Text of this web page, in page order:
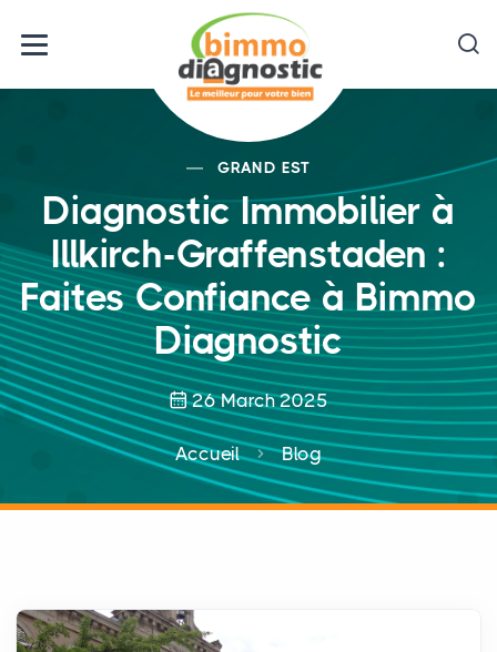
GRAND EST
Diagnostic Immobilier à
Illkirch-Graffenstaden :
Faites Confiance à Bimmo
Diagnostic
26 March 2025
Accueil Blog